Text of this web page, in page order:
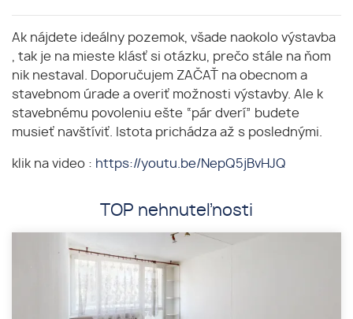
Ak nájdete ideálny pozemok, všade naokolo výstavba
, tak je na mieste klásť si otázku, prečo stále na ňom
nik nestaval. Doporučujem ZAČAŤ na obecnom a
stavebnom úrade a overiť možnosti výstavby. Ale k
stavebnému povoleniu ešte “pár dverí” budete
musieť navštíviť. Istota prichádza až s poslednými.
klik na video : https://youtu.be/NepQ5jBvHJQ
TOP nehnuteľnosti